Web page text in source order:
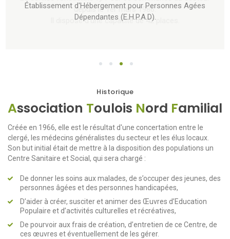
Établissement d'Hébergement pour Personnes Agées
Dépendantes (E.H.P.A.D).
1 2 3 4
Historique
Association Toulois Nord Familial
Créée en 1966, elle est le résultat d'une concertation entre le
clergé, les médecins généralistes du secteur et les élus locaux.
Son but initial était de mettre à la disposition des populations un
Centre Sanitaire et Social, qui sera chargé :
De donner les soins aux malades, de s’occuper des jeunes, des
personnes âgées et des personnes handicapées,
D’aider à créer, susciter et animer des Œuvres d’Education
Populaire et d’activités culturelles et récréatives,
De pourvoir aux frais de création, d’entretien de ce Centre, de
ces œuvres et éventuellement de les gérer.